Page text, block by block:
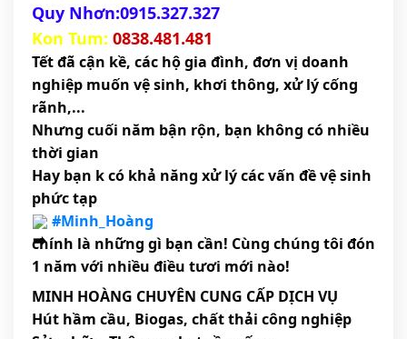
Quy Nhơn:0915.327.327
Kon Tum: 0838.481.481
Tết đã cận kề, các hộ gia đình, đơn vị doanh
nghiệp muốn vệ sinh, khơi thông, xử lý cống
rãnh,...
Nhưng cuối năm bận rộn, bạn không có nhiều
thời gian
Hay bạn k có khả năng xử lý các vấn đề vệ sinh
phức tạp
#Minh_Hoàng
chính là những gì bạn cần! Cùng chúng tôi đón
1 năm với nhiều điều tươi mới nào!
MINH HOÀNG CHUYÊN CUNG CẤP DỊCH VỤ
Hút hầm cầu, Biogas, chất thải công nghiệp